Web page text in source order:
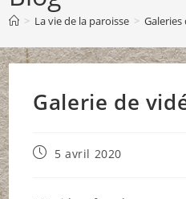
> La vie de la paroisse >
Galerie de
Publication
5 avril 2020